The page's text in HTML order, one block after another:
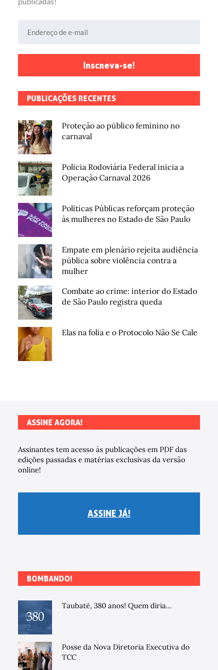
Inscreva-se!
PUBLICAÇÕES RECENTES
Proteção ao público feminino no
carnaval
Polìcia Rodoviária Federal inicia a
Operação Carnaval 2026
Políticas Públicas reforçam proteção
às mulheres no Estado de São Paulo
Empate em plenário rejeita audiência
pública sobre violência contra a
mulher
Combate ao crime: interior do Estado
de São Paulo registra queda
Elas na folia e o Protocolo Não Se Cale
ASSINE AGORA!
Assinantes tem acesso às publicações em PDF das
edições passadas e matérias exclusivas da versão
online!
ASSINE JÁ!
BOMBANDO!
Taubaté, 380 anos! Quem diria...
Posse da Nova Diretoria Executiva do
TCC